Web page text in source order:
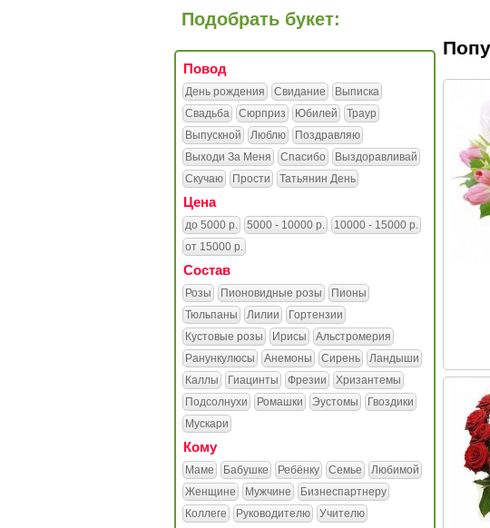
Подобрать букет:
Повод
День рождения Свидание
Выписка
Свадьба
Сюрприз Юбилей
Траур
Выпускной
Люблю
Поздравляю
Выходи За Меня
Спасибо
Выздоравливай
Скучаю
Прости Татьянин День
Цена
до 5000 р. 5000 - 10000 р.
10000 - 15000 р.
от 15000 р.
Состав
Розы Пионовидные розы
Пионы
Тюльпаны
Лилии
Гортензии
Кустовые розы
Ирисы
Альстромерия
Ранункулюсы
Анемоны Сирень
Ландыши
Каллы
Гиацинты Фрезии
Хризантемы
Подсолнухи
Ромашки Эустомы
Гвоздики
Мускари
Кому
Маме Бабушке Ребёнку Семье
Любимой
Женщине
Мужчине
Бизнеспартнеру
Коллеге
Руководителю Учителю